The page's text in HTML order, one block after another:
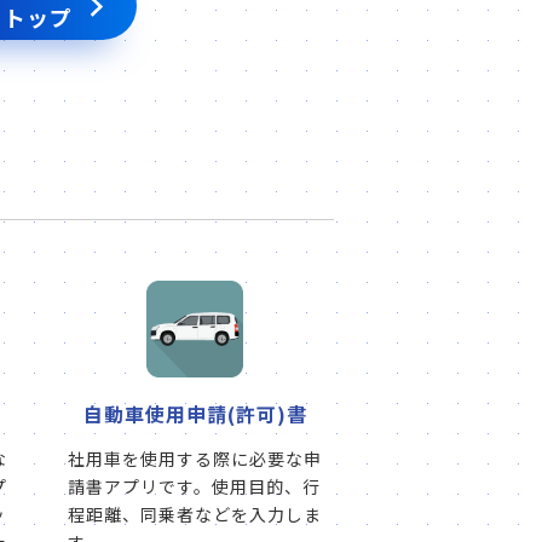
ップ
自動車使用申請(許可)書
社用車を使用する際に必要な申
請書アプリです。使用目的、行
程距離、同乗者などを入力しま